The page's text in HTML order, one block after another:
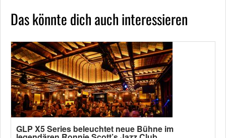
Das könnte dich auch interessieren
GLP X5 Series beleuchtet neue Bühne im